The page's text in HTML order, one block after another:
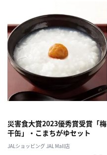
災害食大賞2023優秀賞受賞「梅
干缶」・こまちがゆセット
JALショッピング JAL Mall店